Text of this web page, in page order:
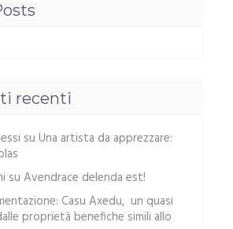
recenti
su Una artista da apprezzare:
su Avendrace delenda est!
Casu Axedu, un quasi
proprietà benefiche simili allo